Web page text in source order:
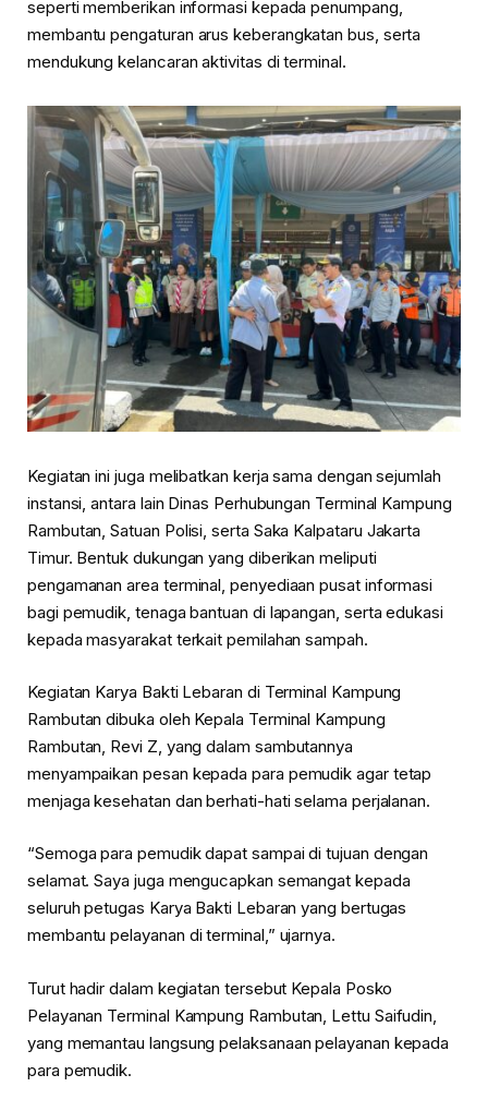
seperti memberikan informasi kepada penumpang,
membantu pengaturan arus keberangkatan bus, serta
mendukung kelancaran aktivitas di terminal.
Kegiatan ini juga melibatkan kerja sama dengan sejumlah
instansi, antara lain Dinas Perhubungan Terminal Kampung
Rambutan,Satuan Polisi, serta Saka Kalpataru Jakarta
Timur. Bentuk dukungan yang diberikan meliputi
pengamanan area terminal, penyediaan pusat informasi
bagi pemudik, tenaga bantuan di lapangan, serta edukasi
kepada masyarakat terkait pemilahan sampah.
Kegiatan Karya Bakti Lebaran di Terminal Kampung
Rambutan dibuka oleh Kepala Terminal Kampung
Rambutan, Revi Z, yang dalam sambutannya
menyampaikan pesan kepada para pemudik agar tetap
menjaga kesehatan dan berhati-hati selama perjalanan.
“Semoga para pemudik dapat sampai di tujuan dengan
selamat. Saya juga mengucapkan semangat kepada
seluruh petugas Karya Bakti Lebaran yang bertugas
membantu pelayanan di terminal,” ujarnya.
Turut hadir dalam kegiatan tersebut Kepala Posko
Pelayanan Terminal Kampung Rambutan, Lettu Saifudin
yang memantau langsung pelaksanaan pelayanan kepada
para pemudik.